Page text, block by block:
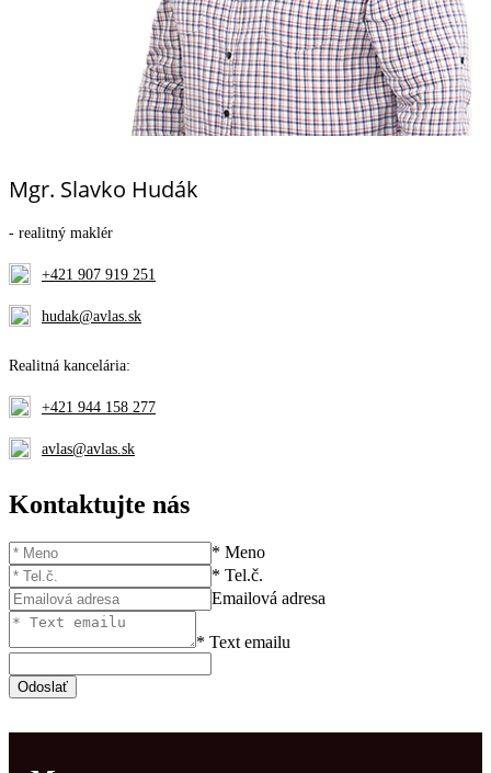
Mgr. Slavko Hudák
- realitný maklér
+421 907 919 251
hudak@avlas.sk
Realitná kancelária:
+421 944 158 277
avlas@avlas.sk
Kontaktujte nás
* Meno
* Tel.č.
Emailová adresa
* Text emailu